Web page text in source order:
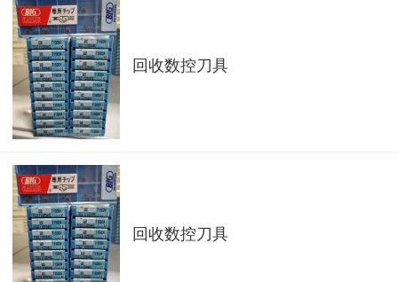
回收数控刀具
回收数控刀具